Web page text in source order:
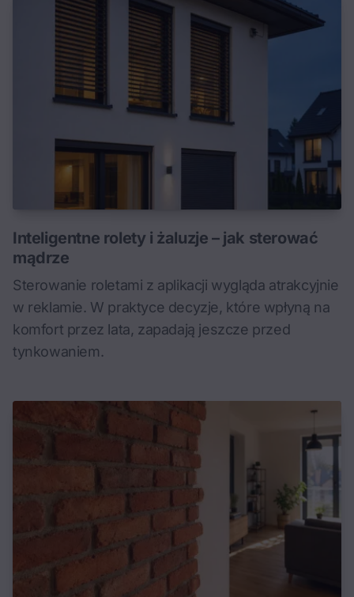
Inteligentne rolety i żaluzje – jak sterować
mądrze
Sterowanie roletami z aplikacji wygląda atrakcyjnie
w reklamie. W praktyce decyzje, które wpłyną na
komfort przez lata, zapadają jeszcze przed
tynkowaniem.